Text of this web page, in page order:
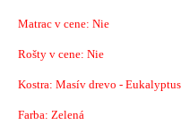
Matrac v cene: Nie
Rošty v cene: Nie
Kostra: Masív drevo - Eukalyptus
Farba: Zelená